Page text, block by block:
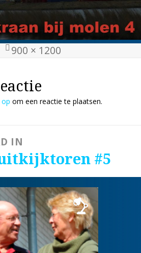
Volledige
900 × 1200
om een reactie te plaatsen.
IN
#5